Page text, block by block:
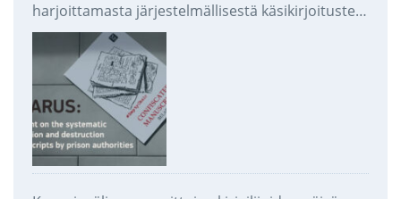
harjoittamasta järjestelmällisestä käsikirjoitusten
takavarikoinnista ja tuhoamisesta